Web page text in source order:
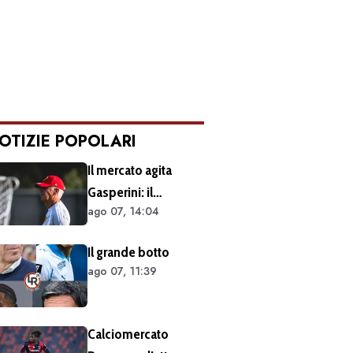
POPOLARI
Il mercato agita
Gasperini: il
retroscena dietro al
Ecco cosa è emerso
dal meeting con la
ago 07, 14:04
Il grande botto
ago 07, 11:39
Calciomercato